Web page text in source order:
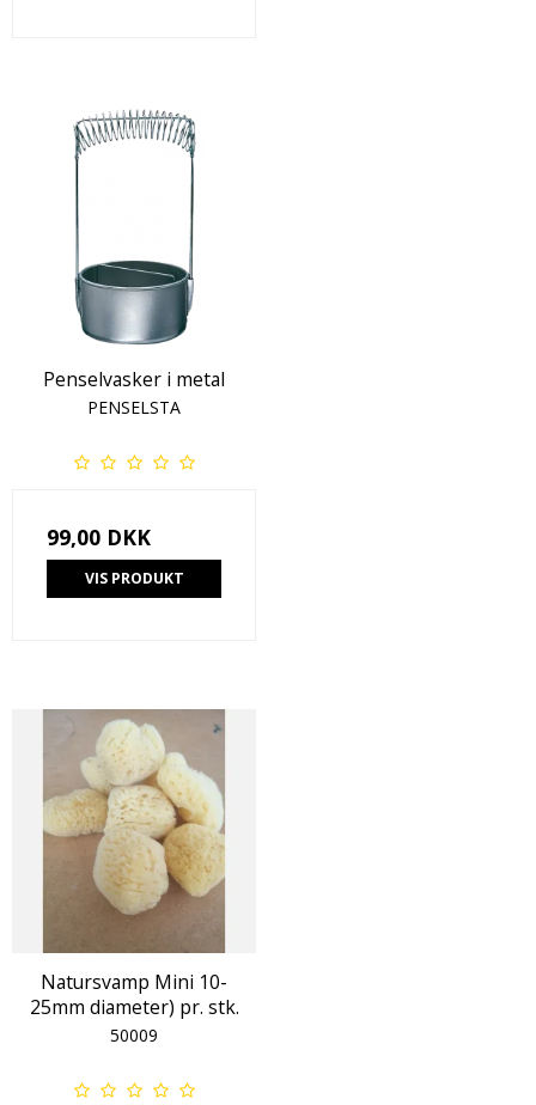
Penselvasker i metal
PENSELSTA
99,00 DKK
VIS PRODUKT
Natursvamp Mini 10-
25mm diameter) pr. stk.
50009